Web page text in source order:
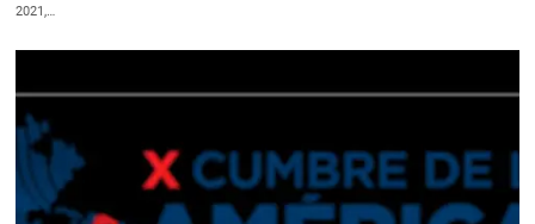
2021,…